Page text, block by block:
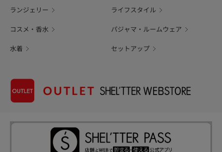
ランジェリー ライフスタイル
コスメ・香水 パジャマ・ルームウェア
水着 セットアップ